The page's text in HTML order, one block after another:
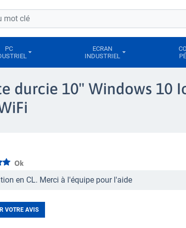
PC
ECRAN
INDUSTRIEL
durcie 10" Windows 10
Ok
en CL. Merci à l'équipe pour l'aide
VOTRE AVIS